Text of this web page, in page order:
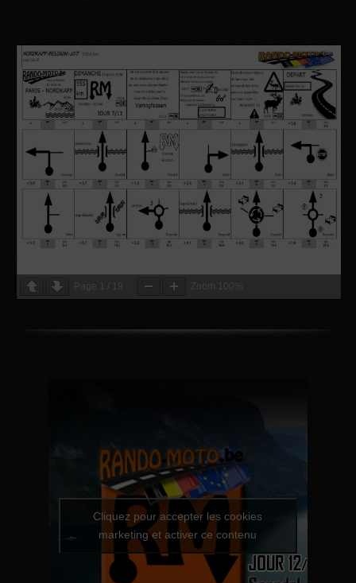
Page 19 Zoom
Cliquez pour accepter les cookies
marketing et activer ce contenu